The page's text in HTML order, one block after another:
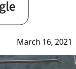
March 16, 2021